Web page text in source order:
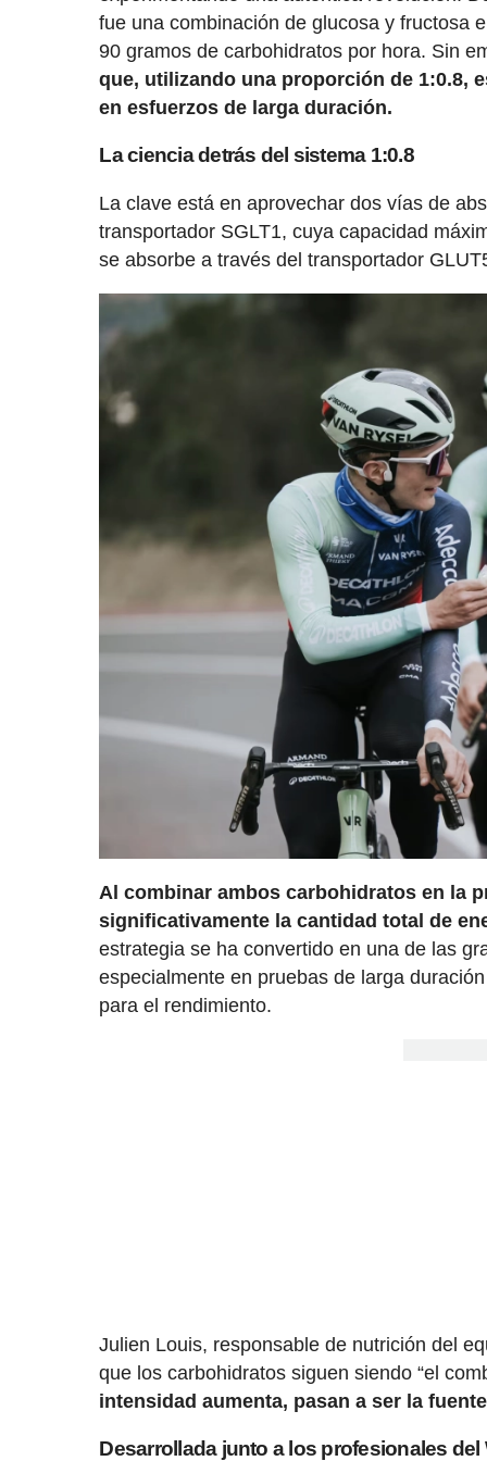
fue una combinación de glucosa y fructosa
90 gramos de carbohidratos por hora. Sin
que, utilizando una proporción de 1:0.8,
en esfuerzos de larga duración.
La ciencia detrás del sistema 1:0.8
La clave está en aprovechar dos vías de
transportador SGLT1, cuya capacidad
se absorbe a través del transportador
Al combinar ambos carbohidratos en la
significativamente la cantidad total de
estrategia se ha convertido en una de las
especialmente en pruebas de larga
para el rendimiento.
Julien Louis, responsable de nutrición del
que los carbohidratos siguen siendo “el
intensidad aumenta, pasan a ser la
Desarrollada junto a los profesionales del